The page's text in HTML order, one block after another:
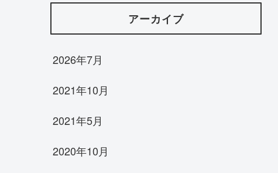
アーカイブ
2026年7月
2021年10月
2021年5月
2020年10月